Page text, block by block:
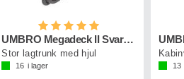
Betyg:
UMBRO Megadeck II Svart XL
Stor lagtrunk med hjul
16 i lager 13